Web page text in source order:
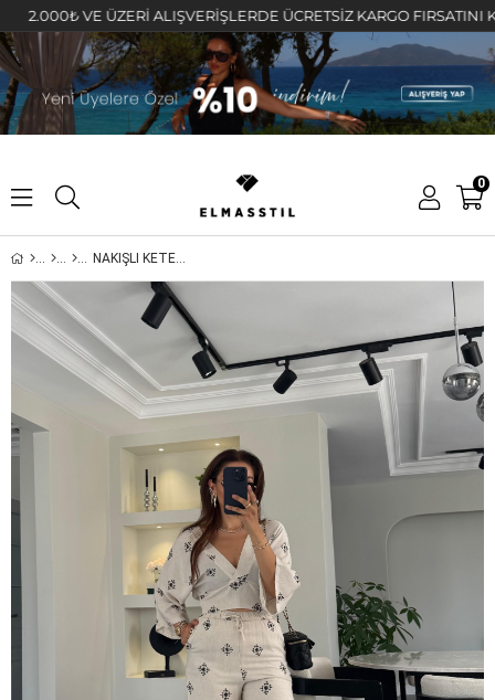
VE ÜZERİ ALIŞVERİŞLERDE ÜCRETSİZ KARGO FIRSATINI
0
NAKIŞLI KETEN TAKIM/0123